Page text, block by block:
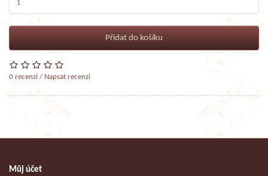
Přidat do košíku
0 recenzí/ Napsat recenzi
Můj účet